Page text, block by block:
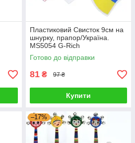
Пластиковий Свисток 9см на
шнурку, прапор/Україна.
MS5054 G-Rich
Готово до відправки
81 ₴ 97 ₴
Купити
–17%